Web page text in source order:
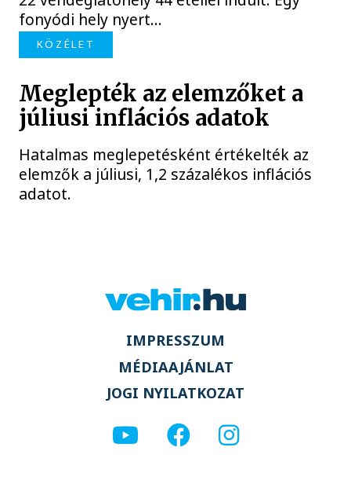
fonyódi hely nyert...
KÖZÉLET
Meglepték az elemzőket a
júliusi inflációs adatok
Hatalmas meglepetésként értékelték az
elemzők a júliusi, 1,2 százalékos inflációs
adatot.
IMPRESSZUM
MÉDIAAJÁNLAT
JOGI NYILATKOZAT